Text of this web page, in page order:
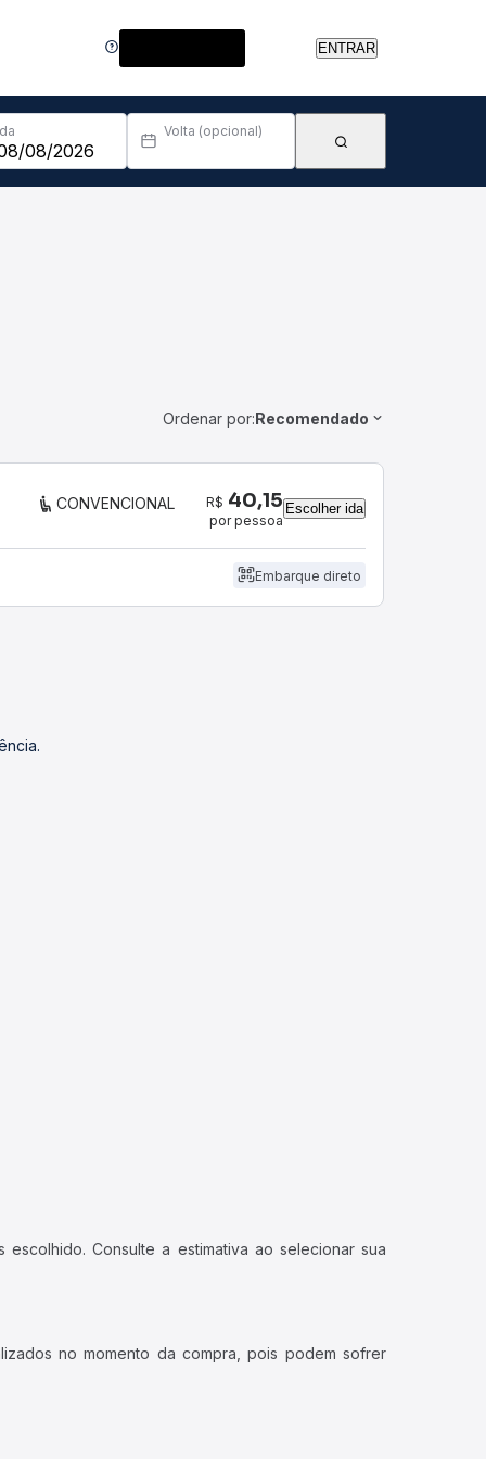
ENTRAR
Volta (opcional)
Ordenar por:Recomendado
CONVENCIONAL R$ 40,15
por pessoa
Escolher ida
Embarque direto
Consulte a estimativa ao selecionar sua
no momento da compra, pois podem sofrer